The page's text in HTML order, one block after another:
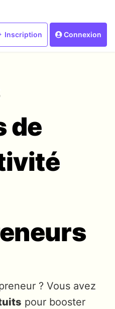
Inscription Connexion
de
? Vous avez
pour booster